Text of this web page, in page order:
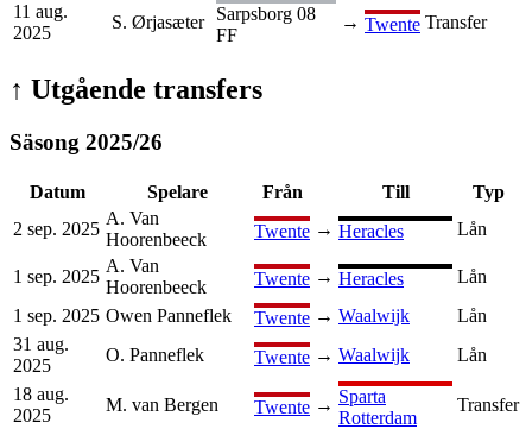
11 aug.
2025
S. Ørjasæter
Sarpsborg 08
FF
→ Twente Transfer
↑ Utgående transfers
Säsong 2025/26
Datum Spelare Från Till
Typ
2 sep. 2025
A. Van
Hoorenbeeck
Twente → Heracles Lån
1 sep. 2025
A. Van
Hoorenbeeck
Twente → Heracles
Lån
1 sep. 2025 Owen Panneflek Twente → Waalwijk
Lån
31 aug.
2025
O. Panneflek Twente → Waalwijk
Lån
18 aug.
2025
M. van Bergen Twente → Sparta
Rotterdam
Transfer